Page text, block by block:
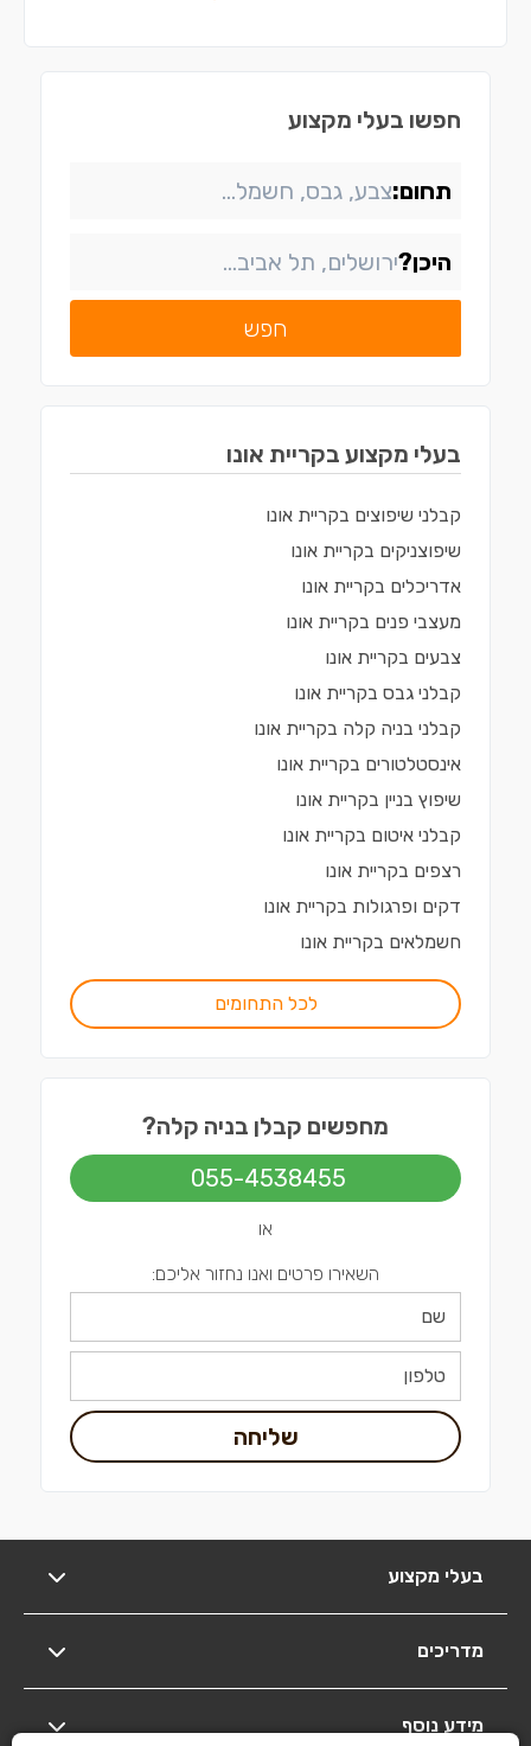
חפשו בעלי מקצוע
תחום:
היכן?
חפש
בעלי מקצוע בקריית אונו
קבלני שיפוצים בקריית אונו
שיפוצניקים בקריית אונו
אדריכלים בקריית אונו
מעצבי פנים בקריית אונו
צבעים בקריית אונו
קבלני גבס בקריית אונו
קבלני בניה קלה בקריית אונו
אינסטלטורים בקריית אונו
שיפוץ בניין בקריית אונו
קבלני איטום בקריית אונו
רצפים בקריית אונו
דקים ופרגולות בקריית אונו
חשמלאים בקריית אונו
לכל התחומים
מחפשים קבלן בניה קלה?
055-4538455
או
השאירו פרטים ואנו נחזור אליכם:
שליחה
בעלי מקצוע
מדריכים
מידע נוסף